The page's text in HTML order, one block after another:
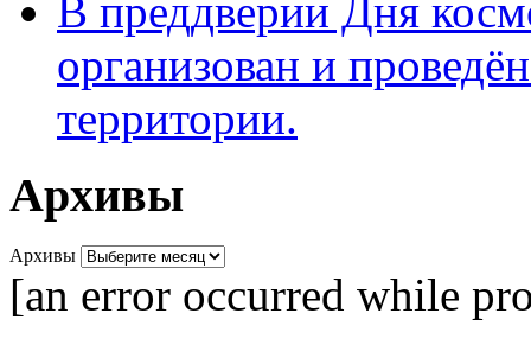
В преддверии Дня
организован и
территории.
Архивы
Архивы
[an error occurred while